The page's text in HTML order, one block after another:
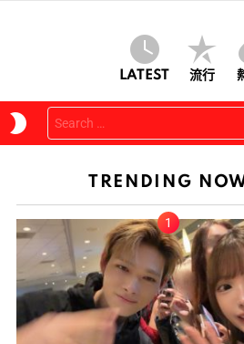
LATEST 流行
SKIN
Search
for:
TRENDING